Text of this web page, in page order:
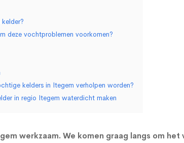
deze vochtproblemen voorkomen?
kelders in Itegem verholpen worden?
in regio Itegem waterdicht maken
werkzaam. We komen graag langs om